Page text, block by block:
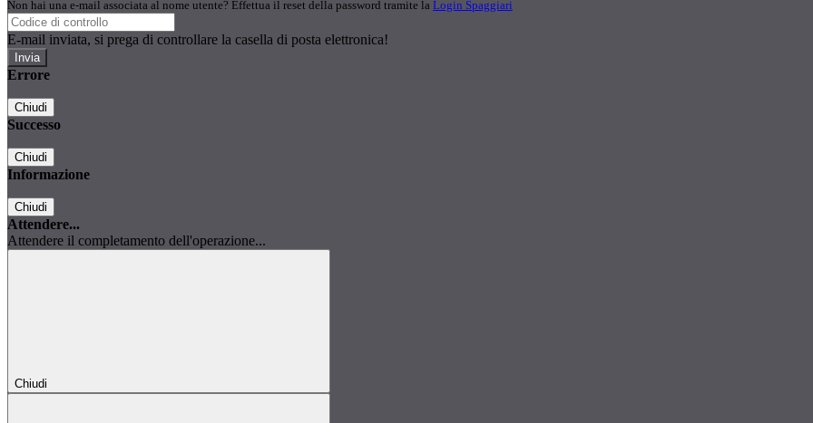
Non hai una e-mail associata al nome utente? Effettua il reset della password tramite la Login Spaggiari
E-mail inviata, si prega di controllare la casella di posta elettronica!
Errore
Chiudi
Successo
Chiudi
Informazione
Chiudi
Attendere...
Attendere il completamento dell'operazione...
Chiudi